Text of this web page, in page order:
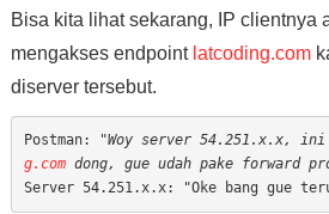
Bisa kita lihat sekarang, IP clientnya
mengakses endpoint latcoding.com
diserver tersebut.
Postman:
"Woy server 54.251.x.x,
g.com dong, gue udah pake forward
Server 54.251.x.x: "Oke bang gue